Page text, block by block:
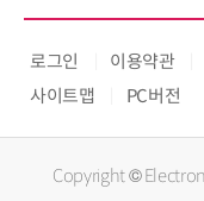
로그인 이용약관
사이트맵
PC버전
Copyright ©